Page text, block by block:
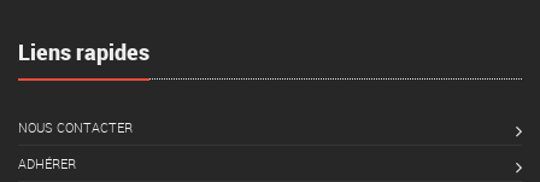
Liens rapides
NOUS CONTACTER
ADHÉRER